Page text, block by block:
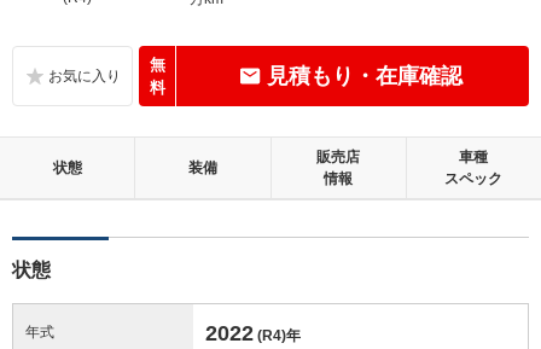
無
料
見積もり・在庫確認
状態 装備
販売店
情報
車種
スペック
状態
年式 2022 (R4)年